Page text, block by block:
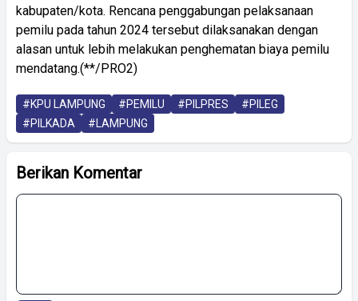
kabupaten/kota. Rencana penggabungan pelaksanaan
pemilu pada tahun 2024 tersebut dilaksanakan dengan
alasan untuk lebih melakukan penghematan biaya pemilu
mendatang.(**/PRO2)
#KPU LAMPUNG #PEMILU #PILPRES
#PILEG
#PILKADA
#LAMPUNG
Berikan Komentar